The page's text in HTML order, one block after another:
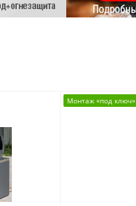
Монтаж «под ключ»